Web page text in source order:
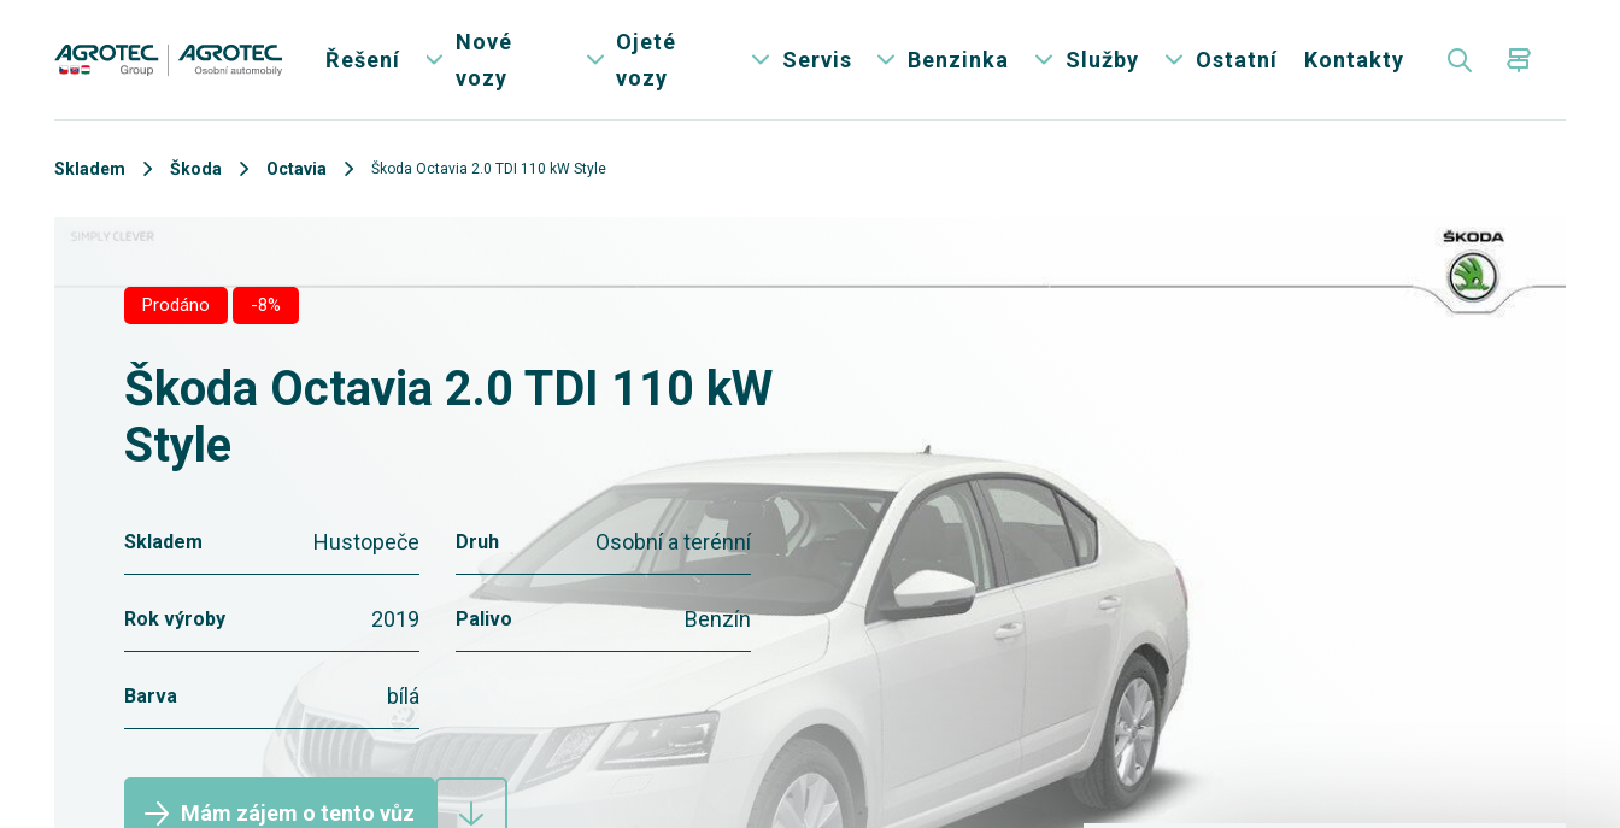
Řešení
Nové
vozy
Ojeté
vozy
Servis Benzinka Služby Ostatní Kontakty
Skladem Škoda Octavia Škoda Octavia 2.0 TDI 110 kW Style
Prodáno -8%
Škoda Octavia 2.0 TDI 110 kW
Style
Skladem Hustopeče Druh Osobní a terénní
Rok výroby 2019 Palivo Benzín
Barva bílá
Mám zájem o tento vůz